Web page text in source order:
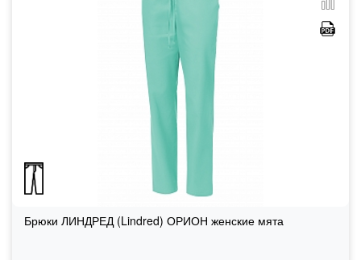
Брюки ЛИНДРЕД (Lindred) ОРИОН женские мята